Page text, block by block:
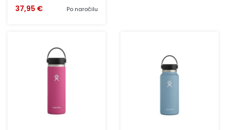
Po naročilu
37,95 €